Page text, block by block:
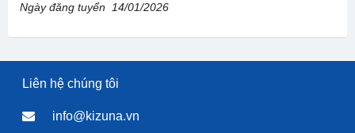
Ngày đăng tuyển 14/01/2026
Liên hệ chúng tôi
info@kizuna.vn